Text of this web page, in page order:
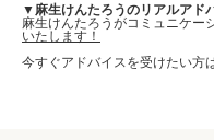
▼麻生けんたろうのリアルアド
麻生けんたろうがコミュニケー
いたします！
今すぐアドバイスを受けたい方